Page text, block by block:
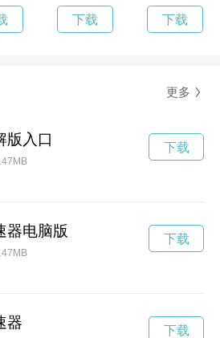
下载 下载
更多
版入口 下载
器电脑版 下载
器 下载